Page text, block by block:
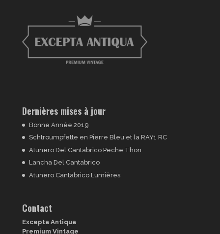
Dernières mises à jour
Bonne Année 2019
Schtroumpfette en Pierre Bleu et la RAY1 RC
Atunero Del Cantabrico Peche Thon
Lancha Del Cantabrico
Atunero Cantabrico Lumières
Contact
Excepta Antiqua
Premium Vintage